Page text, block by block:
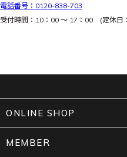
電話番号：0120-838-703
受付時間：10：00 ～ 17：00 (定休日
ONLINE SHOP
MEMBER